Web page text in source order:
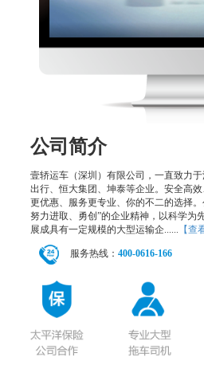
公司简介
壹轿运车（深圳）有限公司，一直致力
出行、恒大集团、坤泰等企业。安全高
更优惠、服务更专业、你的不二的选择。
努力进取、勇创”的企业精神，以科学为
展成具有一定规模的大型运输企......
【查
服务热线：400-0616-166